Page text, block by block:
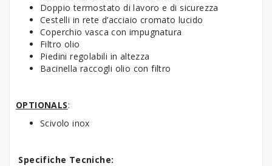
Doppio termostato di lavoro e di sicurezza
Cestelli in rete d’acciaio cromato lucido
Coperchio vasca con impugnatura
Filtro olio
Piedini regolabili in altezza
Bacinella raccogli olio con filtro
OPTIONALS:
Scivolo inox
Specifiche Tecniche: